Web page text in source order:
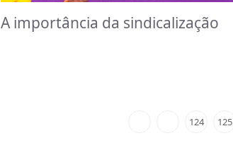
A importância da sindicalização
124 125